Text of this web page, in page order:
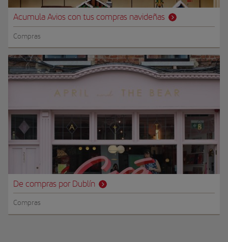
Acumula Avios con tus compras navideñas
Compras
De compras por Dublín
Compras